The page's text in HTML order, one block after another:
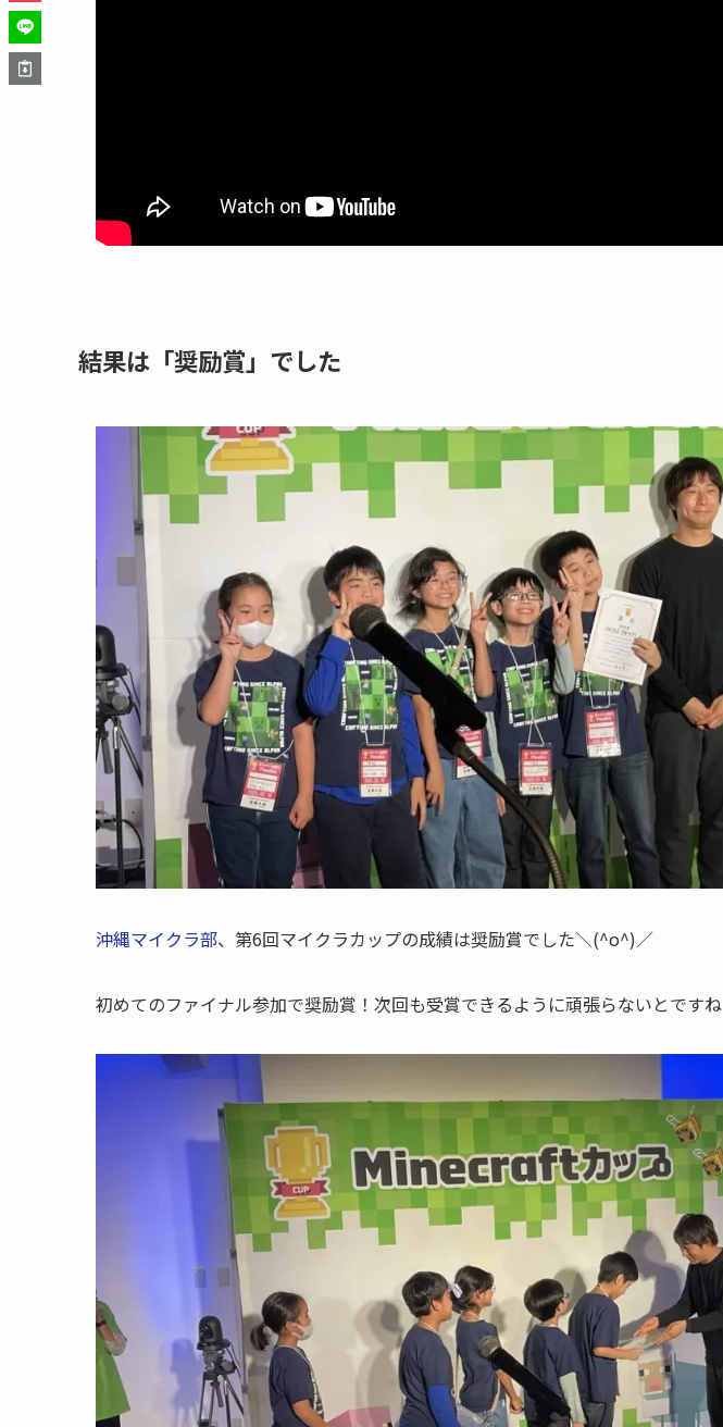
結果は「奨励賞」でした
沖縄マイクラ部、第6回マイクラカップの成績は奨励賞でした＼(^o^)／
初めてのファイナル参加で奨励賞！次回も受賞できるように頑張らないとですね